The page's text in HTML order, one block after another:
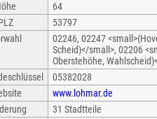
64
53797
02246, 02247
Scheid)</small>, 02206
Oberstehöhe,
05382028
www.lohmar.de
31 Stadtteile